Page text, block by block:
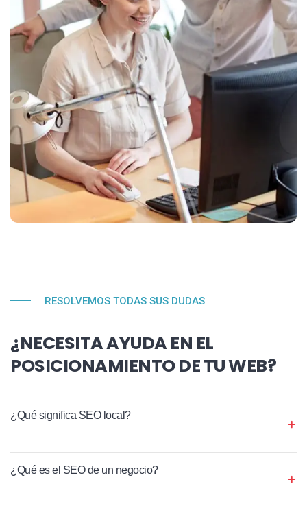
RESOLVEMOS TODAS SUS DUDAS
¿NECESITA AYUDA EN EL
POSICIONAMIENTO DE TU WEB?
¿Qué significa SEO local?
¿Qué es el SEO de un negocio?